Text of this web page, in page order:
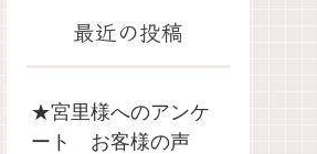
最近の投稿
★宮里様へのアンケ
ート お客様の声